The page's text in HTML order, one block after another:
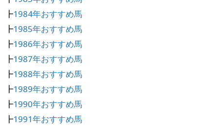
┣1984年おすすめ馬
┣1985年おすすめ馬
┣1986年おすすめ馬
┣1987年おすすめ馬
┣1988年おすすめ馬
┣1989年おすすめ馬
┣1990年おすすめ馬
┣1991年おすすめ馬